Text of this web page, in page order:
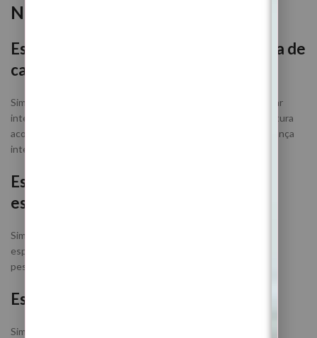
Nova Julho 2026
Esta Lua Nova é indicada para abertura de
caminhos?
Sim. A Lua Nova é uma fase favorável para iniciar ciclos, plantar
intenções e abrir novos caminhos. Em Caranguejo, essa abertura
acontece através da proteção, da cura emocional e da segurança
interior.
Este ritual também trabalha proteção
espiritual?
Sim. Este ritual trabalha proteção energética, fortalecimento
espiritual, limpeza de energias densas e proteção do campo
pessoal e familiar.
Este ritual ajuda na cura emocional?
Sim. A energia de Caranguejo favorece a cura emocional, o